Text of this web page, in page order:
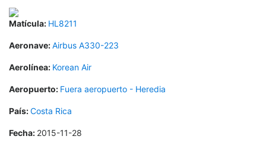
Matícula: HL8211
Aeronave:Airbus A330-223
Aerolínea: Korean Air
Aeropuerto: Fuera aeropuerto - Heredia
País:Costa Rica
Fecha: 2015-11-28